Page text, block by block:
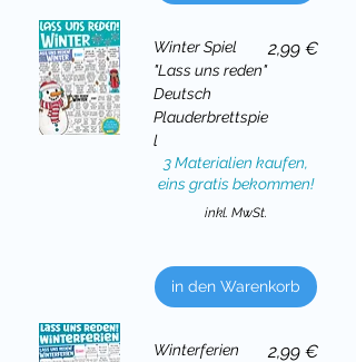
Winter Spiel
"Lass uns reden"
Deutsch
Plauderbrettspie
l
Preis
2,99 €
3 Materialien kaufen,
eins gratis bekommen!
inkl. MwSt.
in den Warenkorb
Winterferien
Preis
2,99 €